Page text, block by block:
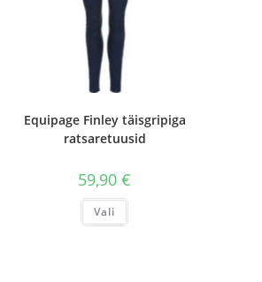
Equipage Finley täisgripiga
ratsaretuusid
59,90€
Vali
Sellel